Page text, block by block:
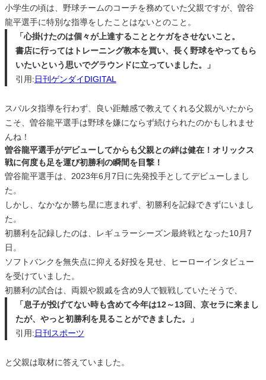
小学生の頃は、野球チームのコーチを務めていた父親ですが、曽谷
龍平選手に特別な指導をしたことはないとのこと。
「心掛けたのは個々が上達することとケガをさせないこと。
書店に行ってはトレーニング教本を買い、長く野球をやってもら
いたいという思いでグラウンドに立っていました。」
引用:日刊ゲンダイDIGITAL
スパルタ指導を行わず、良い距離感で教えてくれる父親がいたから
こそ、曽谷龍平選手は野球を嫌にならず続けられたのかもしれませ
んね！
曽谷龍平選手がデビューしてからも父親との絆は健在！オリックス
戦に何度も足を運び初勝利の瞬間を目撃！
曽谷龍平選手は、2023年6月7日に先発投手としてデビューしまし
た。
しかし、なかなか勝ち星に恵まれず、初勝利を記録できずにいまし
た。
初勝利を記録したのは、レギュラーシーズン最終戦となった10月7
日。
ソフトバンクを無失点に抑える好投を見せ、ヒーローインタビュー
を受けていました。
初勝利の試合は、両親や親戚を含め9人で観戦していたそうで、
「息子が投げてない時も含めて今年は12～13回、京セラに来まし
たが、やっと初勝利を見ることができました。」
引用:日刊スポーツ
と父親は取材に答えていました。